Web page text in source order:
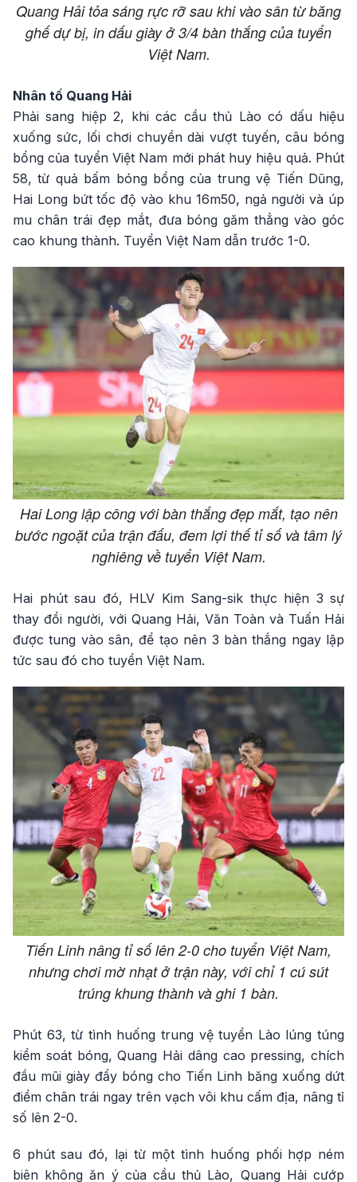
Quang Hải tỏa sáng rực rỡ sau khi vào sân từ băng
ghế dự bị, in dấu giày ở 3/4 bàn thắng của tuyển
Việt Nam.
Nhân tố Quang Hải
Phải sang hiệp 2, khi các cầu thủ Lào có dấu hiệu
xuống sức, lối chơi chuyền dài vượt tuyến, câu bóng
bổng của tuyển Việt Nam mới phát huy hiệu quả. Phút
58, từ quả bấm bóng bổng của trung vệ Tiến Dũng,
Hai Long bứt tốc độ vào khu 16m50, ngả người và úp
mu chân trái đẹp mắt, đưa bóng găm thẳng vào góc
cao khung thành. Tuyển Việt Nam dẫn trước 1-0.
Hai Long lập công với bàn thắng đẹp mắt, tạo nên
bước ngoặt của trận đấu, đem lợi thế tỉ số và tâm lý
nghiêng về tuyển Việt Nam.
Hai phút sau đó, HLV Kim Sang-sik thực hiện 3 sự
thay đổi người, với Quang Hải, Văn Toàn và Tuấn Hải
được tung vào sân, để tạo nên 3 bàn thắng ngay lập
tức sau đó cho tuyển Việt Nam.
Tiến Linh nâng tỉ số lên 2-0 cho tuyển Việt Nam,
nhưng chơi mờ nhạt ở trận này, với chỉ 1 cú sút
trúng khung thành và ghi 1 bàn.
Phút 63, từ tình huống trung vệ tuyển Lào lúng túng
kiểm soát bóng, Quang Hải dâng cao pressing, chích
đầu mũi giày đẩy bóng cho Tiến Linh băng xuống dứt
điểm chân trái ngay trên vạch vôi khu cấm địa, nâng tỉ
số lên 2-0.
6 phút sau đó, lại từ một tình huống phối hợp ném
biên không ăn ý của cầu thủ Lào, Quang Hải cướp